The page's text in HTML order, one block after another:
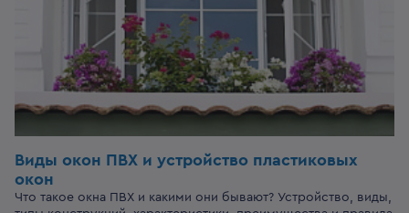
Виды окон ПВХ и устройство пластиковых
окон
Что такое окна ПВХ и какими они бывают? Устройство, виды,